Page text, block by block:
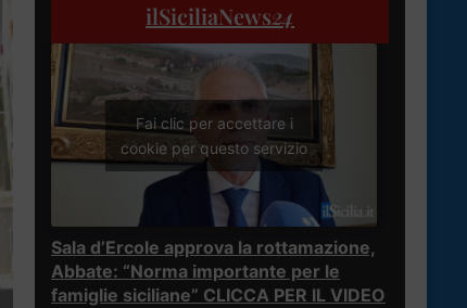
ilSiciliaNews24
Fai clic per accettare i
cookie per questo servizio
Sala d’Ercole approva la rottamazione,
Abbate: “Norma importante per le
famiglie siciliane” CLICCA PER IL VIDEO